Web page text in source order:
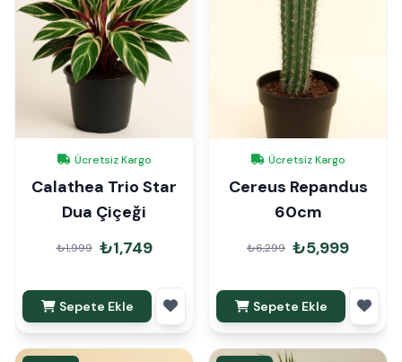
Ücretsiz Kargo
Calathea Trio Star
Dua Çiçeği
₺1,999 ₺1,749
Sepete Ekle
Ücretsiz Kargo
Cereus Repandus
60cm
₺6,299 ₺5,999
Sepete Ekle